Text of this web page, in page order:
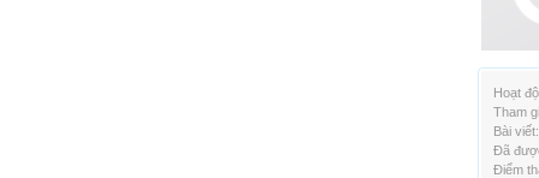
Hoạt
Tham
Bài viết:
Đã
Điểm